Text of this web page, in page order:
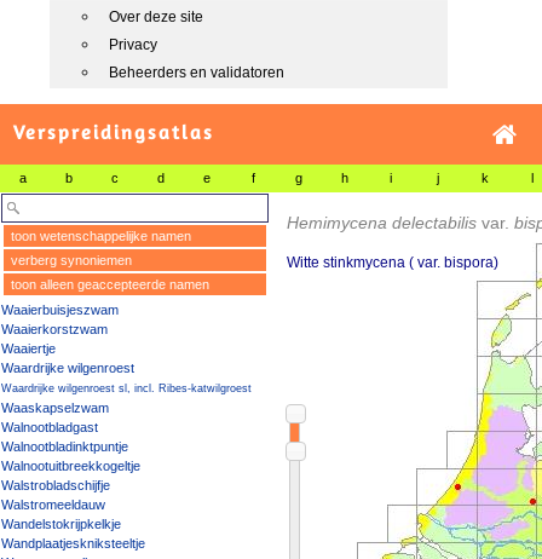
Over deze site
Privacy
Beheerders en validatoren
Verspreidingsatlas
a b c d e f g h i j k l
toon wetenschappelijke namen
verberg synoniemen
toon alleen geaccepteerde namen
Waaierbuisjeszwam
Waaierkorstzwam
Waaiertje
Waardrijke wilgenroest
Waardrijke wilgenroest sl, incl. Ribes-katwilgroest
Waaskapselzwam
Walnootbladgast
Walnootbladinktpuntje
Walnootuitbreekkogeltje
Walstrobladschijfje
Walstromeeldauw
Wandelstokrijpkelkje
Wandplaatjeskniksteeltje
Hemimycena delectabilis var.
Witte stinkmycena ( var. bispora)